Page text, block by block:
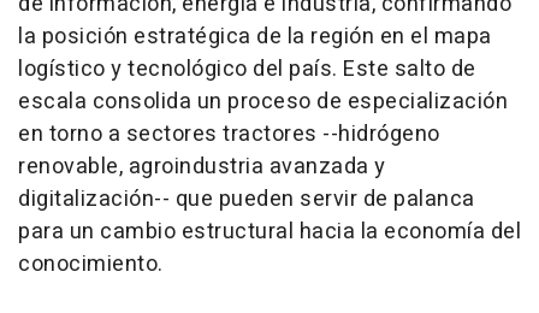
la posición estratégica de la región en el mapa
logístico y tecnológico del país. Este salto de
escala consolida un proceso de especialización
en torno a sectores tractores --hidrógeno
renovable, agroindustria avanzada y
digitalización-- que pueden servir de palanca
para un cambio estructural hacia la economía del
conocimiento.